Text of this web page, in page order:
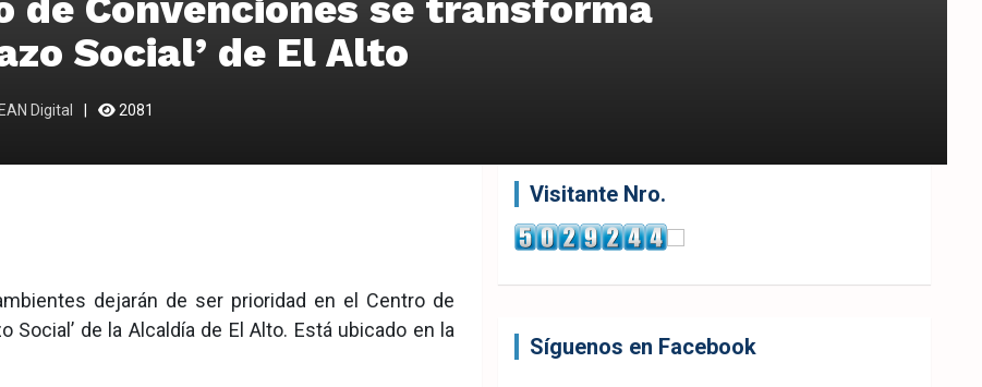
Social’ de El Alto
EAN Digital 2081
dejarán de ser prioridad en el Centro de
de la Alcaldía de El Alto. Está ubicado en la
Visitante Nro.
Síguenos en Facebook